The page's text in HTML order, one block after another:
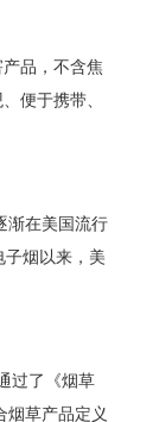
品，不含焦
便于携带、
渐在美国流行
子烟以来，美
过了《烟草
烟草产品定义